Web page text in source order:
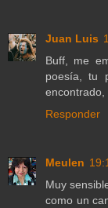
Juan Luis
Buff, me
poesía, tu
encontrado,
Responder
Meulen
Muy
como un